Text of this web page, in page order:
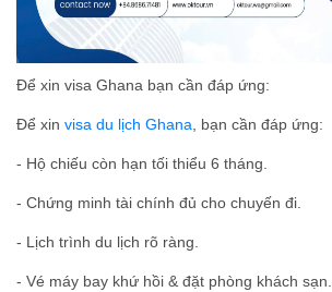
Để xin visa Ghana bạn cần đáp ứng:
Để xin visa du lịch Ghana, bạn cần đáp ứng:
- Hộ chiếu còn hạn tối thiểu 6 tháng.
- Chứng minh tài chính đủ cho chuyến đi.
- Lịch trình du lịch rõ ràng.
- Vé máy bay khứ hồi & đặt phòng khách sạn.